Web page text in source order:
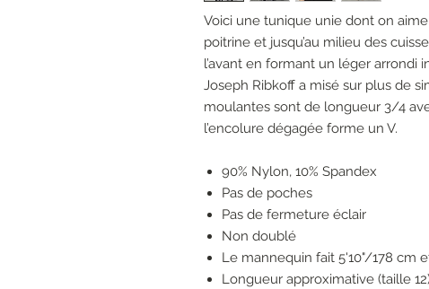
Voici une tunique unie dont on
poitrine et jusqu’au milieu des
l’avant en formant un léger arrondi
Joseph Ribkoff a misé sur plus de
moulantes sont de longueur 3/4
l’encolure dégagée forme un V.
90% Nylon, 10% Spandex
Pas de poches
Pas de fermeture éclair
Non doublé
Le mannequin fait 5'10"/178 cm
Longueur approximative (taille